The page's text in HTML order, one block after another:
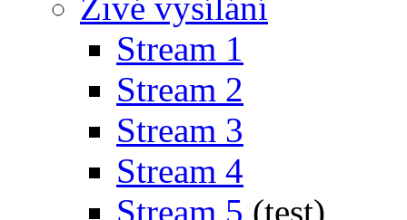
Stream 1
Stream 2
Stream 3
Stream 4
Stream 5 (test)